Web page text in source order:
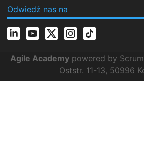
Odwiedź nas na
Agile Academy powered by Scrum
Oststr. 11-13, 50996